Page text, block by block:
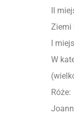
II
Ziemi
I
W
Róże: